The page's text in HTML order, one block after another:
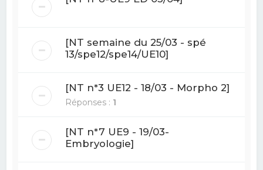
[NT semaine du 25/03 - spé
13/spe12/spe14/UE10]
[NT n*3 UE12 - 18/03 - Morpho 2]
Réponses : 1
[NT n*7 UE9 - 19/03-
Embryologie]